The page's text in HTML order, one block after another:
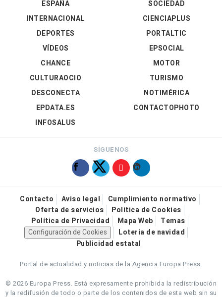
ESPAÑA
INTERNACIONAL
DEPORTES
VÍDEOS
SOCIEDAD
CIENCIAPLUS
PORTALTIC
EPSOCIAL
CHANCE
CULTURAOCIO
DESCONECTA
EPDATA.ES
INFOSALUS
MOTOR
TURISMO
NOTIMÉRICA
CONTACTOPHOTO
SÍGUENOS
Contacto Aviso legal
Cumplimiento normativo
Oferta de servicios
Política de Cookies
Política de Privacidad
Mapa Web
Temas
Configuración de Cookies
Loteria de navidad
Publicidad estatal
Portal de actualidad y noticias de la Agencia Europa Press.
© 2026 Europa Press. Está expresamente prohibida la redistribución
y la redifusión de todo o parte de los contenidos de esta web sin su